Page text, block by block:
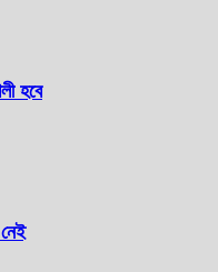
হবে